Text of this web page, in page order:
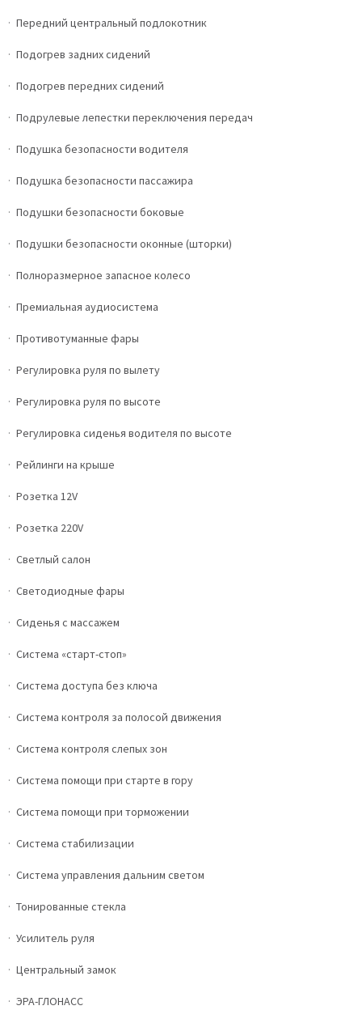
Передний центральный подлокотник
Подогрев задних сидений
Подогрев передних сидений
Подрулевые лепестки переключения передач
Подушка безопасности водителя
Подушка безопасности пассажира
Подушки безопасности боковые
Подушки безопасности оконные (шторки)
Полноразмерное запасное колесо
Премиальная аудиосистема
Противотуманные фары
Регулировка руля по вылету
Регулировка руля по высоте
Регулировка сиденья водителя по высоте
Рейлинги на крыше
Розетка 12V
Розетка 220V
Светлый салон
Светодиодные фары
Сиденья с массажем
Система «старт-стоп»
Система доступа без ключа
Система контроля за полосой движения
Система контроля слепых зон
Система помощи при старте в гору
Система помощи при торможении
Система стабилизации
Система управления дальним светом
Тонированные стекла
Усилитель руля
Центральный замок
ЭРА-ГЛОНАСС